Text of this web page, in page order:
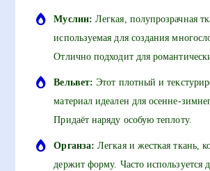
Муслин: Легкая, полупрозрачная
используемая для создания
Отлично подходит для
Вельвет: Этот плотный и
материал идеален для осенне-
Придаёт наряду особую теплоту.
Органза: Легкая и жесткая ткань,
держит форму. Часто используется